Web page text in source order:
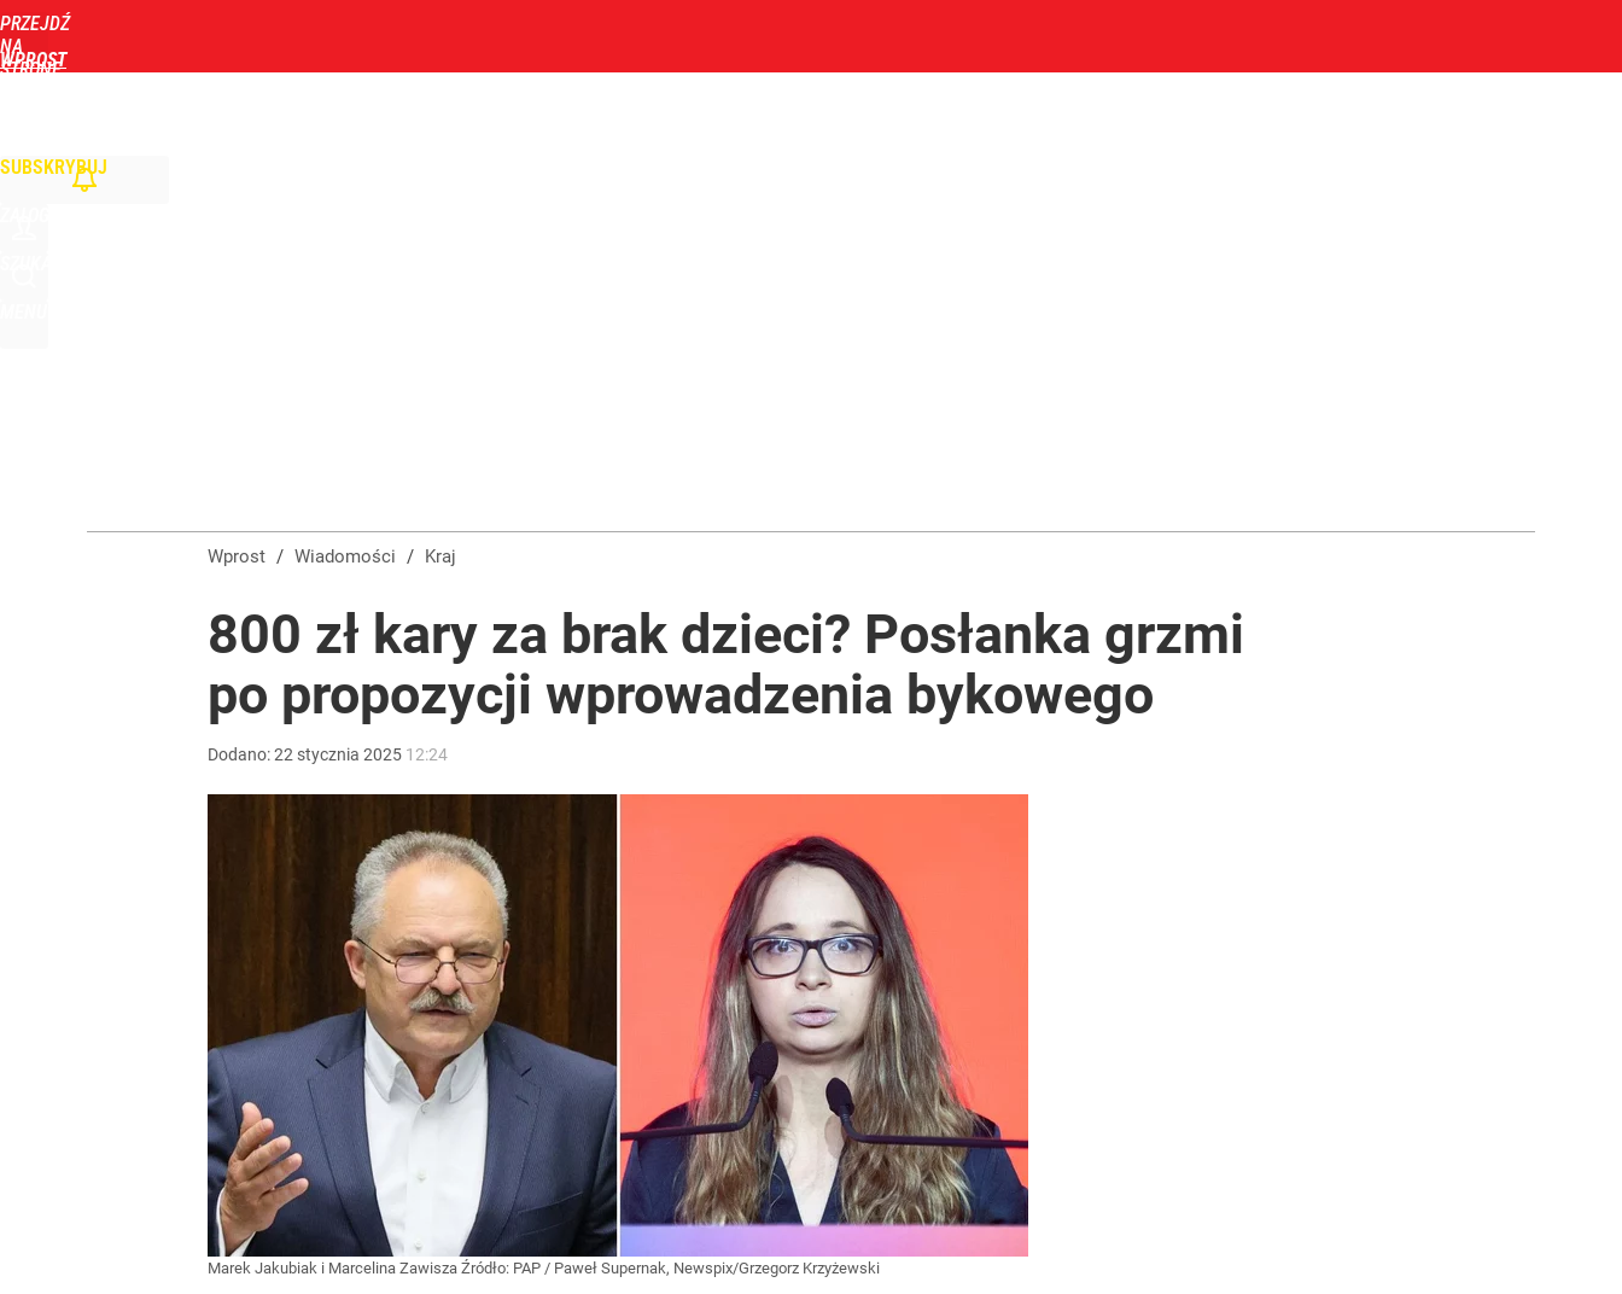
PRZEJDŹ
NA
STRONĘ
WPROST
SUBSKRYBUJ
Wprost / Wiadomości / Kraj
800 zł kary za brak dzieci? Posłanka grzmi
po propozycji wprowadzenia bykowego
Dodano:22 stycznia 2025 12:24
Marek Jakubiak i Marcelina Zawisza Źródło: PAP / Paweł Supernak, Newspix/Grzegorz Krzyżewski